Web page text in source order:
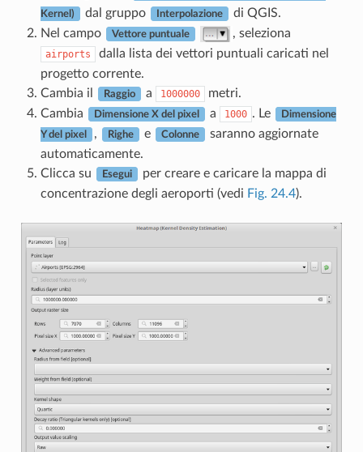
Kernel) dal gruppo Interpolazione
di QGIS.
Nel campo
Vettore puntuale , seleziona
airports
dalla lista dei vettori puntuali caricati nel
progetto corrente.
Cambia il
Raggio a 1000000
metri.
Cambia
Dimensione X del pixel a 1000 . Le Dimensione
Y del pixel , Righe e Colonne
saranno aggiornate
automaticamente.
Clicca su
Esegui
per creare e caricare la mappa di
concentrazione degli aeroporti (vedi Fig. 24.4).